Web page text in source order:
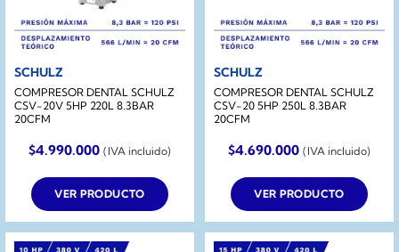
SCHULZ
COMPRESOR DENTAL SCHULZ
CSV-20V 5HP 220L 8.3BAR
20CFM
$4.990.000 (IVA incluido)
VER PRODUCTO
SCHULZ
COMPRESOR DENTAL SCHULZ
CSV-20 5HP 250L 8.3BAR
20CFM
$4.690.000 (IVA incluido)
VER PRODUCTO